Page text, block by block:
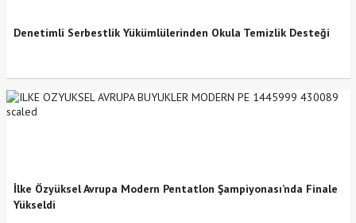
Denetimli Serbestlik Yükümlülerinden Okula Temizlik Desteği
İlke Özyüksel Avrupa Modern Pentatlon Şampiyonası’nda Finale
Yükseldi